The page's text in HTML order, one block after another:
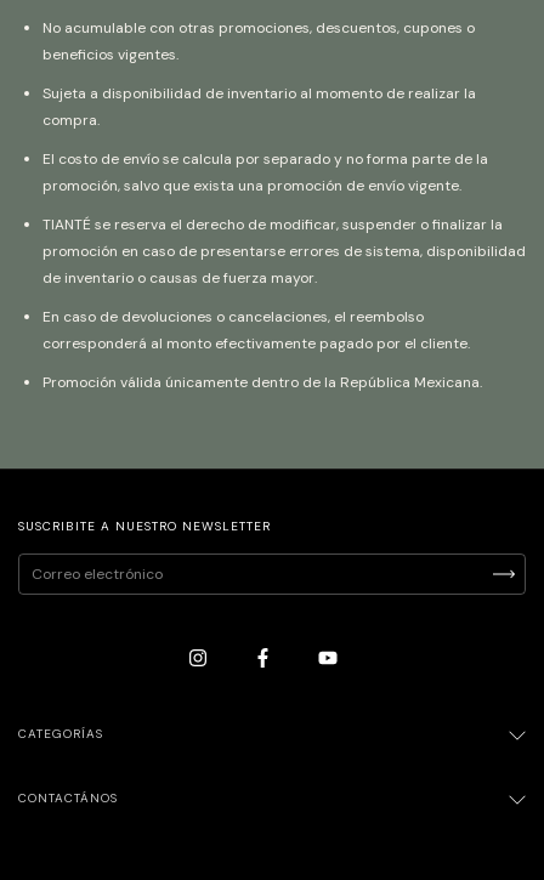
No acumulable con otras promociones, descuentos, cupones o
beneficios vigentes.
Sujeta a disponibilidad de inventario al momento de realizar la
compra.
El costo de envío se calcula por separado y no forma parte de la
promoción, salvo que exista una promoción de envío vigente.
TIANTÉ se reserva el derecho de modificar, suspender o finalizar la
promoción en caso de presentarse errores de sistema, disponibilidad
de inventario o causas de fuerza mayor.
En caso de devoluciones o cancelaciones, el reembolso
corresponderá al monto efectivamente pagado por el cliente.
Promoción válida únicamente dentro de la República Mexicana.
SUSCRIBITE A NUESTRO NEWSLETTER
CATEGORÍAS
CONTACTÁNOS